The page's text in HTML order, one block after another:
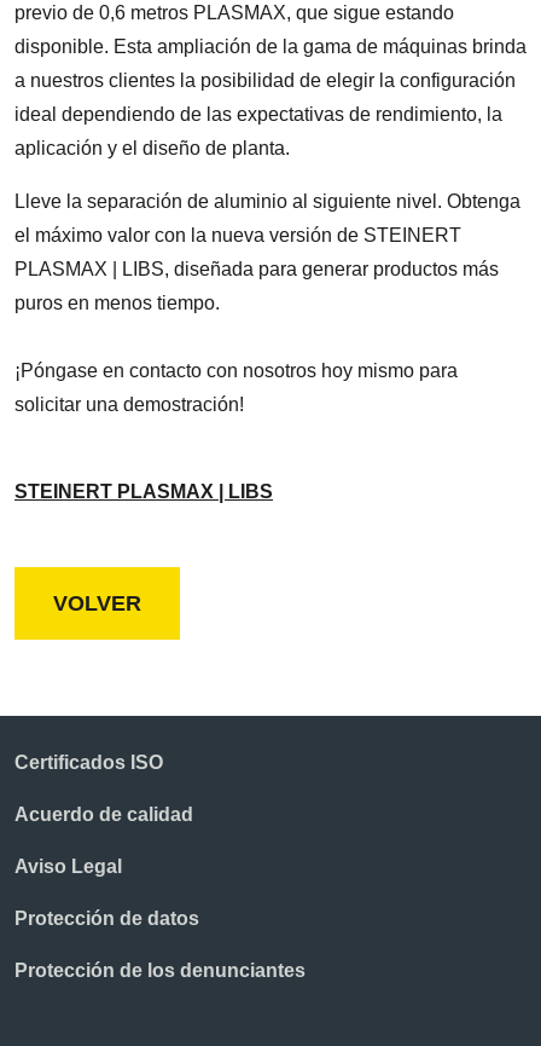
previo de 0,6 metros PLASMAX, que sigue estando
disponible. Esta ampliación de la gama de máquinas brinda
a nuestros clientes la posibilidad de elegir la configuración
ideal dependiendo de las expectativas de rendimiento, la
aplicación y el diseño de planta.
Lleve la separación de aluminio al siguiente nivel. Obtenga
el máximo valor con la nueva versión de STEINERT
PLASMAX | LIBS, diseñada para generar productos más
puros en menos tiempo.
¡Póngase en contacto con nosotros hoy mismo para
solicitar una demostración!
STEINERT PLASMAX | LIBS
VOLVER
Certificados ISO
Acuerdo de calidad
Aviso Legal
Protección de datos
Protección de los denunciantes